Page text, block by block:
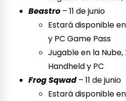
Beastro – 11 de junio
Estará disponible
y PC Game Pass
Jugable en la Nube,
Handheld y PC
Frog Sqwad – 11 de junio
Estará disponible